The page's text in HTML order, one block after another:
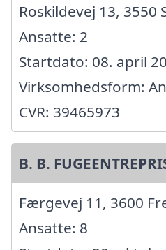
Roskildevej 13, 3550
Ansatte: 2
Startdato: 08. april
Virksomhedsform:
CVR: 39465973
B. B.
Færgevej 11, 3600
Ansatte: 8